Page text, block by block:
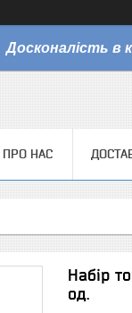
Досконалість в
ПРО НАС
Набір
од.